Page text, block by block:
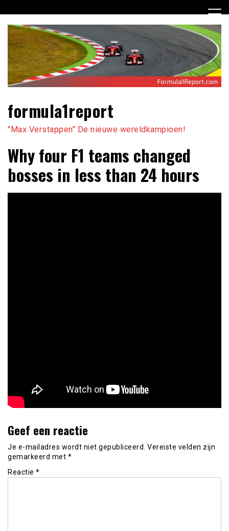
naar
inhoud
formula1report
"Max Verstappen" De nieuwe wereldkampioen!
Why four F1 teams changed
bosses in less than 24 hours
Geef een reactie
Je e-mailadres wordt niet gepubliceerd. Vereiste velden zijn
gemarkeerd met *
Reactie *